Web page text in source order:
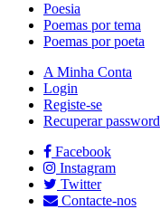
Poesia
Poemas por tema
Poemas por poeta
A Minha Conta
Login
Registe-se
Recuperar password
Facebook
Instagram
Twitter
Contacte-nos